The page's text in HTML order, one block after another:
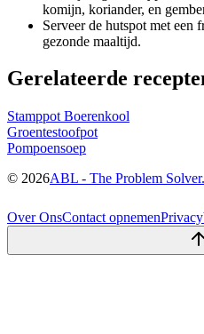
komijn, koriander, en
Serveer de hutspot met een
gezonde maaltijd.
Gerelateerde
Stamppot Boerenkool
Groentestoofpot
Pompoensoep
© 2026ABL - The Problem Solver.
Over OnsContact opnemen